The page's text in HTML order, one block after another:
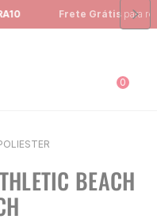
acima de R$ 399,00
0
BEACH